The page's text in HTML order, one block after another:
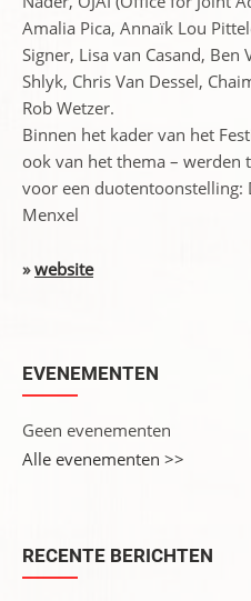
Amalia Pica, Annaïk Lou
Signer, Lisa van Casand, Ben
Shlyk, Chris Van Dessel,
Rob Wetzer.
Binnen het kader van het
ook van het thema – werden
voor een duotentoonstelling:
Menxel
»website
EVENEMENTEN
Geen evenementen
Alle evenementen >>
RECENTE BERICHTEN